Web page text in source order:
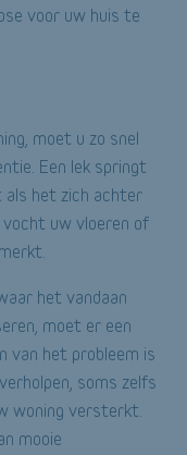
voor uw huis te
moet u zo snel
Een lek springt
als het zich achter
uw vloeren of
het vandaan
moet er een
van het probleem is
soms zelfs
woning versterkt.
mooie